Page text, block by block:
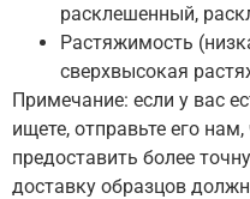
расклешенный,
Растяжимость
сверхвысокая
Примечание: если у вас
ищете, отправьте его
предоставить более
доставку образцов